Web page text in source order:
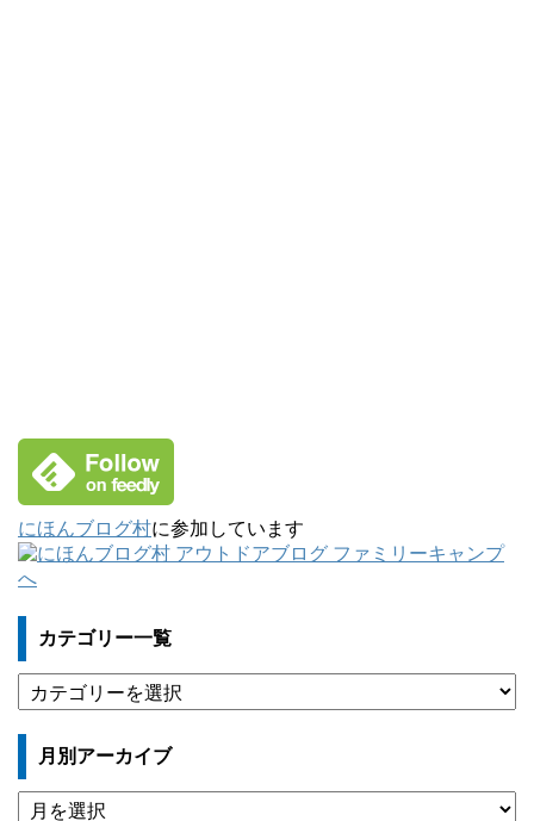
にほんブログ村に参加しています
カテゴリー一覧
テ
ゴ
ー
一
月別アーカイブ
月